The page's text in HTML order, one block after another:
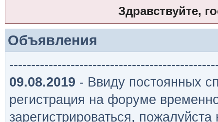
Здравствуйте,
Объявления
09.08.2019 - Ввиду постоянных
регистрация на форуме
зарегистрироваться,